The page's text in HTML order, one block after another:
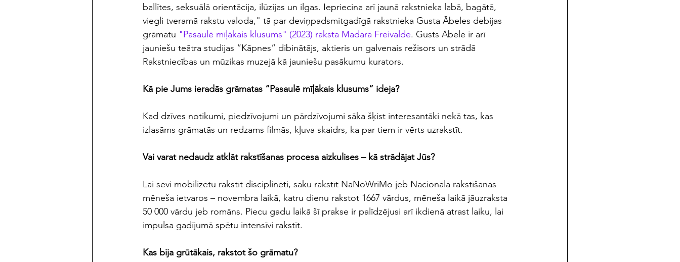
ballītes, seksuālā orientācija, ilūzijas un ilgas. Iepriecina arī jaunā rakstnieka labā, bagātā,
viegli tveramā rakstu valoda," tā par deviņpadsmitgadīgā rakstnieka Gusta Ābeles debijas
grāmatu "Pasaulē mīļākais klusums" (2023) raksta Madara Freivalde. Gusts Ābele ir arī
jauniešu teātra studijas “Kāpnes” dibinātājs, aktieris un galvenais režisors un strādā
Rakstniecības un mūzikas muzejā kā jauniešu pasākumu kurators.
Kā pie Jums ieradās grāmatas “Pasaulē mīļākais klusums” ideja?
Kad dzīves notikumi, piedzīvojumi un pārdzīvojumi sāka šķist interesantāki nekā tas, kas
izlasāms grāmatās un redzams filmās, kļuva skaidrs, ka par tiem ir vērts uzrakstīt.
Vai varat nedaudz atklāt rakstīšanas procesa aizkulises – kā strādājat Jūs?
Lai sevi mobilizētu rakstīt disciplinēti, sāku rakstīt NaNoWriMo jeb Nacionālā rakstīšanas
mēneša ietvaros – novembra laikā, katru dienu rakstot 1667 vārdus, mēneša laikā jāuzraksta
50 000 vārdu jeb romāns. Piecu gadu laikā šī prakse ir palīdzējusi arī ikdienā atrast laiku, lai
impulsa gadījumā spētu intensīvi rakstīt.
Kas bija grūtākais, rakstot šo grāmatu?